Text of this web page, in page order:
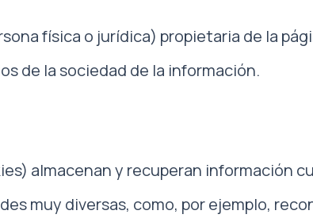
física o jurídica) propietaria de la
de la sociedad de la información.
almacenan y recuperan información
muy diversas, como, por ejemplo,